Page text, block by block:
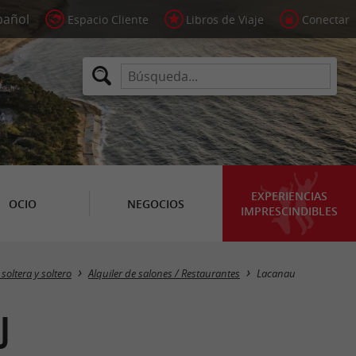
Espacio Cliente Libros de Viaje Conectar
OCIO NEGOCIOS
EXPERIENCIAS
IMPRESCINDIBLES
Masquer la carte
y soltero Alquiler de salones / Restaurantes Lacanau